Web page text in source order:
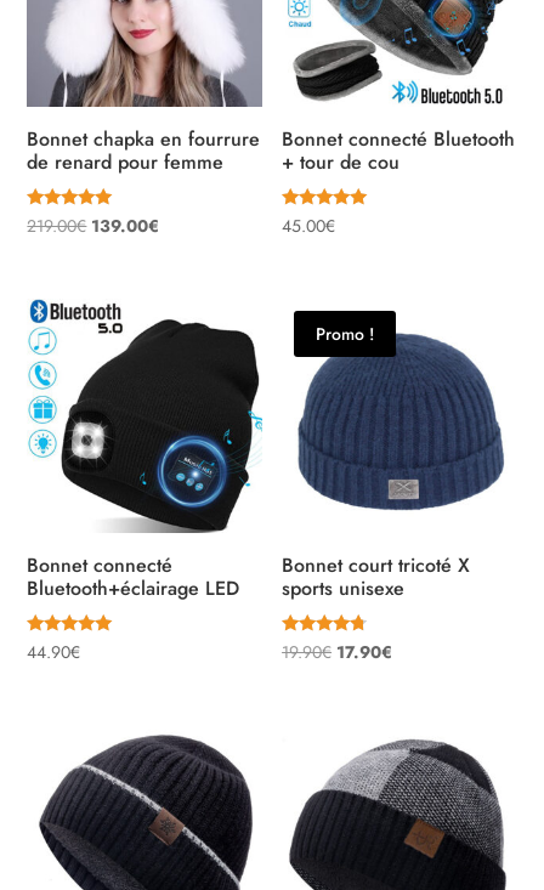
Bonnet chapka en fourrure
de renard pour femme
Note
5.00
219.00€ Le
était :
219.00€.
139.00€
est :
Bonnet connecté Bluetooth
+ tour de cou
Note
4.90
45.00€
Bonnet connecté
Bluetooth+éclairage LED
Note
5.00
44.90€
Promo !
Bonnet court tricoté X
sports unisexe
Note
4.55
19.90€ Le
était :
19.90€.
17.90€
est :
17.90€.